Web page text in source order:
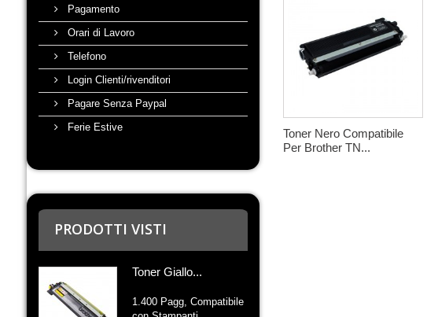
Pagamento
Orari di Lavoro
Telefono
Login Clienti/rivenditori
Pagare Senza Paypal
Ferie Estive
PRODOTTI VISTI
Toner Giallo...
1.400 Pagg, Compatibile
Toner Nero Compatibile
Per Brother TN...